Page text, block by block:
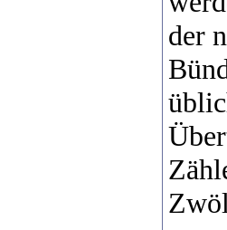
der